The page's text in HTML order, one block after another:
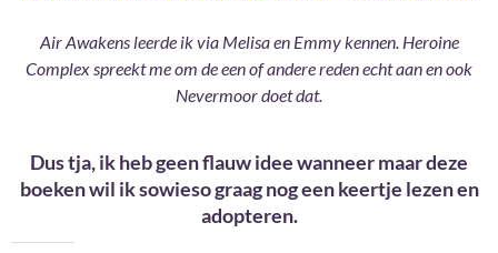
Air Awakens leerde ik via Melisa en Emmy kennen. Heroine
Complex spreekt me om de een of andere reden echt aan en ook
Nevermoor doet dat.
Dus tja, ik heb geen flauw idee wanneer maar deze
boeken wil ik sowieso graag nog een keertje lezen en
adopteren.